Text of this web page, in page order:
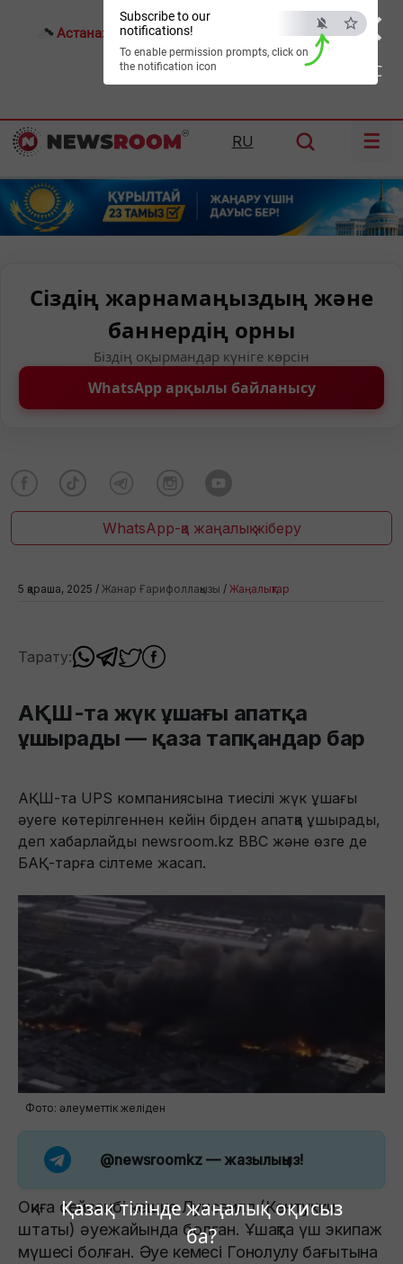
×
ESC
Қазақ тілінде жаңалық оқисыз
ба?
Subscribe to our
notifications!
To enable permission prompts, click on
the notification icon
Астана: 23°C Алматы: Шымкент:35°C
RU ☰
Сіздің жарнамаңыздың және
баннердің орны
Біздің оқырмандар күніге көрсін
WhatsApp арқылы байланысу
WhatsApp-қа жаңалық жіберу
5 қараша, 2025 / Жанар Ғарифоллақызы / Жаңалықтар
Тарату:
АҚШ-та жүк ұшағы апатқа
ұшырады — қаза тапқандар бар
АҚШ-та UPS компаниясына тиесілі жүк ұшағы
әуеге көтерілгеннен кейін бірден апатқа ұшырады,
деп хабарлайды newsroom.kz BBC және өзге де
БАҚ-тарға сілтеме жасап.
Фото: әлеуметтік желіден
@newsroomkz — жазылыңыз!
Оқиға сейсенбі кешке Луисвилл (Кентукки
штаты) әуежайында болған. Ұшақта үш экипаж
мүшесі болған. Әуе кемесі Гонолулу бағытына